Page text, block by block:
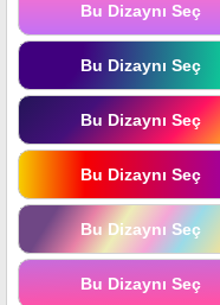
Bu Dizaynı Seç
Bu Dizaynı Seç
Bu Dizaynı Seç
Bu Dizaynı Seç
Bu Dizaynı Seç
Bu Dizaynı Seç